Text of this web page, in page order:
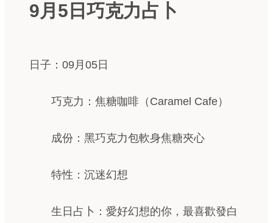
9月5日巧克力占卜
日子：09月05日
巧克力：焦糖咖啡（Caramel Cafe）
成份：黑巧克力包軟身焦糖夾心
特性：沉迷幻想
生日占卜：愛好幻想的你，最喜歡發白